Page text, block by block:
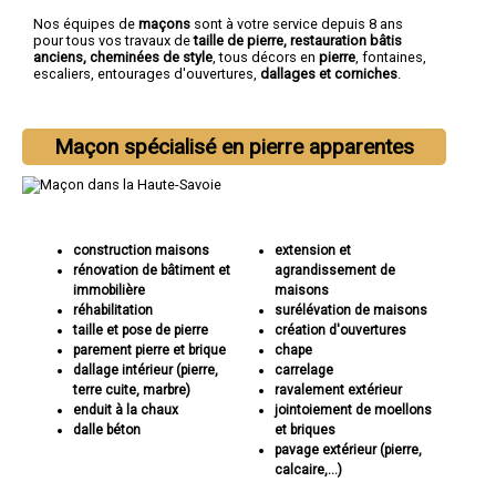
Nos équipes de maçons sont à votre service depuis 8 ans
pour tous vos travaux detaille de pierre, restauration bâtis
anciens, cheminées de style , tous décors en pierre , fontaines,
escaliers, entourages d'ouvertures, dallages et corniches
Maçon spécialisé en pierre apparentes
construction maisons
rénovation de bâtiment et
immobilière
réhabilitation
taille et pose de pierre
parement pierre et brique
dallage intérieur (pierre,
terre cuite, marbre)
enduit à la chaux
dalle béton
extension et
agrandissement de
maisons
surélévation de maisons
création d'ouvertures
chape
carrelage
ravalement extérieur
jointoiement de moellons
et briques
pavage extérieur (pierre,
calcaire,...)